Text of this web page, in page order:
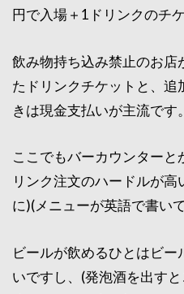
円で入場＋1ドリンクのチ
飲み物持ち込み禁止のお店
たドリンクチケットと、追
きは現金支払いが主流です。
ここでもバーカウンター
リンク注文のハードルが
に)(メニューが英語で書い
ビールが飲めるひとはビ
いですし、(発泡酒を出す